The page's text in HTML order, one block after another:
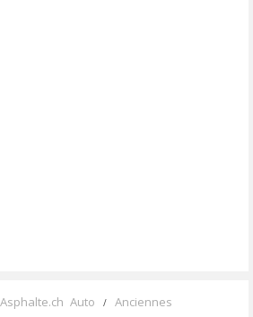
Asphalte.ch Auto Anciennes